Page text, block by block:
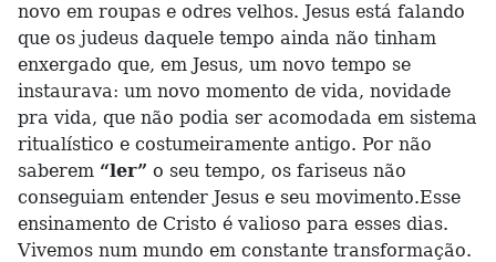
novo em roupas e odres velhos. Jesus está falando
que os judeus daquele tempo ainda não tinham
enxergado que, em Jesus, um novo tempo se
instaurava: um novo momento de vida, novidade
pra vida, que não podia ser acomodada em sistema
ritualístico e costumeiramente antigo. Por não
saberem “ler” o seu tempo, os fariseus não
conseguiam entender Jesus e seu movimento.Esse
ensinamento de Cristo é valioso para esses dias.
Vivemos num mundo em constante transformação.